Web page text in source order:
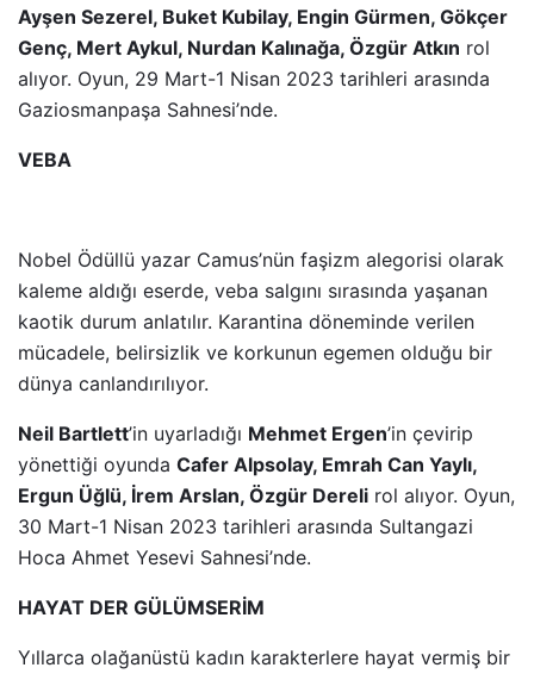
Ayşen Sezerel, Buket Kubilay, Engin Gürmen, Gökçer
Genç, Mert Aykul, Nurdan Kalınağa, Özgür Atkın rol
alıyor. Oyun, 29 Mart-1 Nisan 2023 tarihleri arasında
Gaziosmanpaşa Sahnesi’nde.
VEBA
Nobel Ödüllü yazar Camus’nün faşizm alegorisi olarak
kaleme aldığı eserde, veba salgını sırasında yaşanan
kaotik durum anlatılır. Karantina döneminde verilen
mücadele, belirsizlik ve korkunun egemen olduğu bir
dünya canlandırılıyor.
Neil Bartlett’in uyarladığı Mehmet Ergen’in çevirip
yönettiği oyunda Cafer Alpsolay, Emrah Can Yaylı,
Ergun Üğlü, İrem Arslan, Özgür Dereli rol alıyor. Oyun,
30 Mart-1 Nisan 2023 tarihleri arasında Sultangazi
Hoca Ahmet Yesevi Sahnesi’nde.
HAYAT DER GÜLÜMSERİM
Yıllarca olağanüstü kadın karakterlere hayat vermiş bir